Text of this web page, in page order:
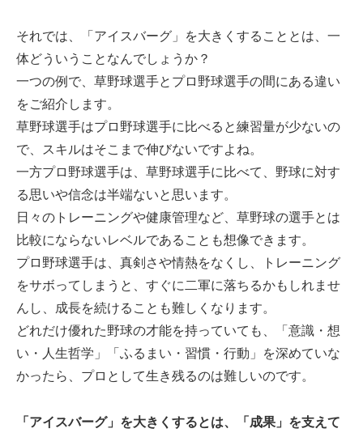
それでは、「アイスバーグ」を大きくすることとは、一
体どういうことなんでしょうか？
一つの例で、草野球選手とプロ野球選手の間にある違い
をご紹介します。
草野球選手はプロ野球選手に比べると練習量が少ないの
で、スキルはそこまで伸びないですよね。
一方プロ野球選手は、草野球選手に比べて、野球に対す
る思いや信念は半端ないと思います。
日々のトレーニングや健康管理など、草野球の選手とは
比較にならないレベルであることも想像できます。
プロ野球選手は、真剣さや情熱をなくし、トレーニング
をサボってしまうと、すぐに二軍に落ちるかもしれませ
んし、成長を続けることも難しくなります。
どれだけ優れた野球の才能を持っていても、「意識・想
い・人生哲学」「ふるまい・習慣・行動」を深めていな
かったら、プロとして生き残るのは難しいのです。
「アイスバーグ」を大きくするとは、「成果」を支えて